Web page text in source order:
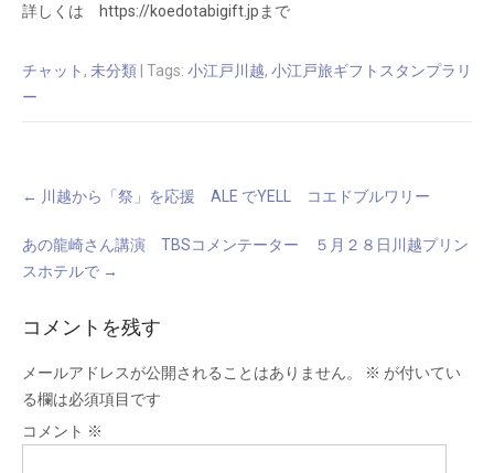
詳しくは https://koedotabigift.jpまで
チャット , 未分類 | Tags: 小江戸川越, 小江戸旅ギフトスタンプラリ
ー
Post
navigation
← 川越から「祭」を応援 ALE でYELL コエドブルワリー
あの龍崎さん講演 TBSコメンテーター ５月２８日川越プリン
スホテルで →
コメントを残す
メールアドレスが公開されることはありません。 ※ が付いてい
る欄は必須項目です
コメント ※